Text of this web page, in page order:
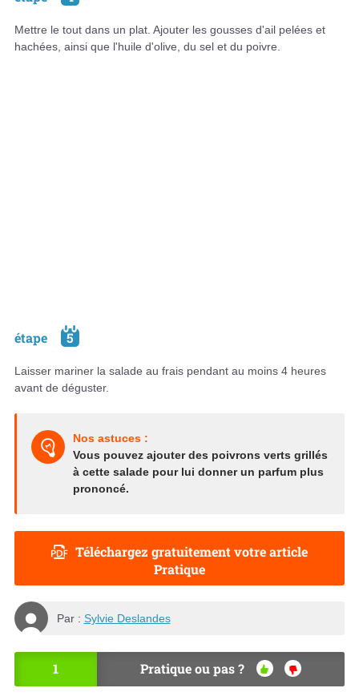
Mettre le tout dans un plat. Ajouter les gousses d'ail pelées et
hachées, ainsi que l'huile d'olive, du sel et du poivre.
étape 5
Laisser mariner la salade au frais pendant au moins 4 heures
avant de déguster.
Nos astuces :
Vous pouvez ajouter des poivrons verts grillés
à cette salade pour lui donner un parfum plus
prononcé.
Téléchargez gratuitement votre article
Pratique
Par : Sylvie Deslandes
1 Pratique ou pas ?
OU
NO